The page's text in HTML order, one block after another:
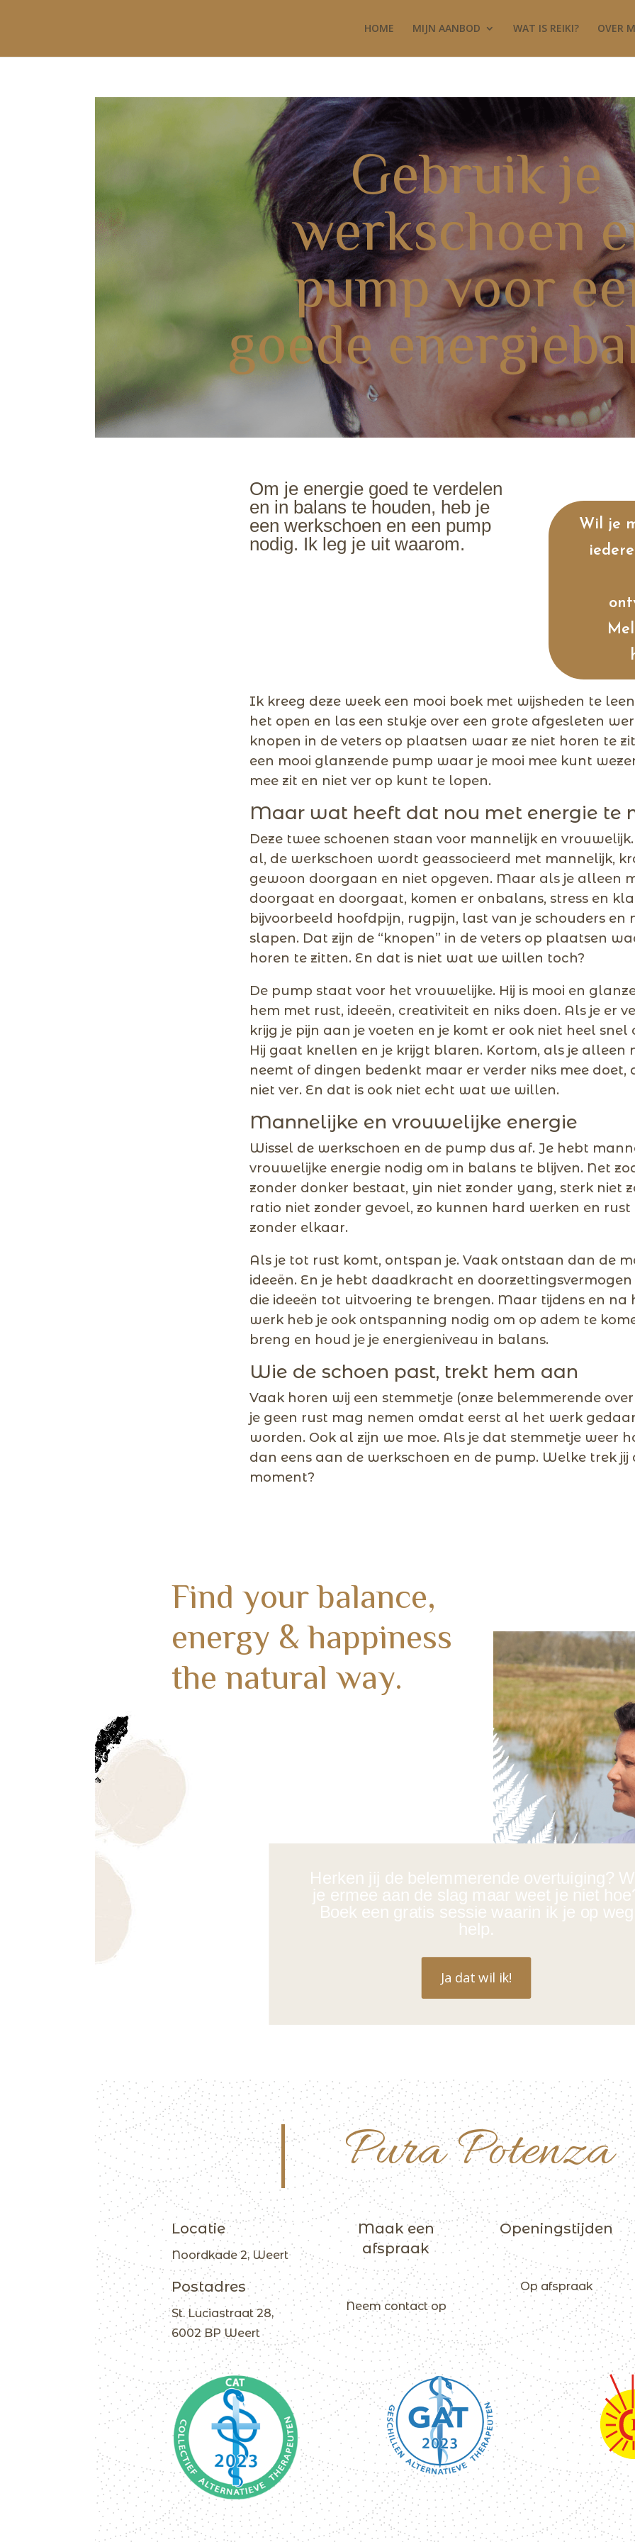
HOME MIJN AANBOD WAT IS REIKI? OVER
Gebruik je
werkschoen
pump voor
goede
Om je energie goed te verdelen
en in balans te houden, heb je
een werkschoen en een pump
nodig. Ik leg je uit waarom.
Wil je
Ik kreeg deze week een mooi boek met wijsheden te
het open en las een stukje over een grote afgesleten
knopen in de veters op plaatsen waar ze niet horen te
een mooi glanzende pump waar je mooi mee kunt
mee zit en niet ver op kunt te lopen.
Maar wat heeft dat nou met energie te
Deze twee schoenen staan voor mannelijk en
al, de werkschoen wordt geassocieerd met mannelijk,
gewoon doorgaan en niet opgeven. Maar als je alleen
doorgaat en doorgaat, komen er onbalans, stress en
bijvoorbeeld hoofdpijn, rugpijn, last van je schouders en
slapen. Dat zijn de “knopen” in de veters op plaatsen
horen te zitten. En dat is niet wat we willen toch?
De pump staat voor het vrouwelijke. Hij is mooi en
hem met rust, ideeën, creativiteit en niks doen. Als je er
krijg je pijn aan je voeten en je komt er ook niet heel snel
Hij gaat knellen en je krijgt blaren. Kortom, als je alleen
neemt of dingen bedenkt maar er verder niks mee doet,
niet ver. En dat is ook niet echt wat we willen.
Mannelijke en vrouwelijke energie
Wissel de werkschoen en de pump dus af. Je hebt
vrouwelijke energie nodig om in balans te blijven. Net
zonder donker bestaat, yin niet zonder yang, sterk niet
ratio niet zonder gevoel, zo kunnen hard werken en rust
zonder elkaar.
Als je tot rust komt, ontspan je. Vaak ontstaan dan de
ideeën. En je hebt daadkracht en
die ideeën tot uitvoering te brengen. Maar tijdens en na
werk heb je ook ontspanning nodig om op adem te
breng en houd je je energieniveau in balans.
Wie de schoen past, trekt hem aan
Vaak horen wij een stemmetje (onze belemmerende
je geen rust mag nemen omdat eerst al het werk
worden. Ook al zijn we moe. Als je dat stemmetje weer
dan eens aan de werkschoen en de pump. Welke trek
moment?
Find your balance,
energy & happiness
the natural way.
Herken jij de belemmerende overtuiging?
je ermee aan de slag maar weet je niet
Boek een gratis sessie waarin ik je op weg
help.
Ja dat wil ik!
Pura Potenza
Locatie
Noordkade 2, Weert
Postadres
St. Luciastraat 28,
6002 BP Weert
Maak een
afspraak
Neem contact op
Openingstijden
Op afspraak